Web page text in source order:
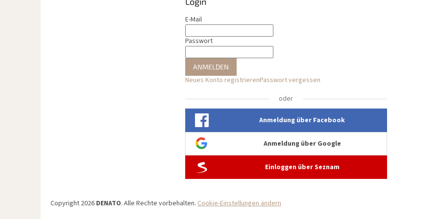
E-Mail
Passwort
ANMELDEN
Neues Konto registrierenPasswort vergessen
oder
Anmeldung über Facebook
Anmeldung über Google
Einloggen über Seznam
Copyright 2026 DENATO. Alle Rechte vorbehalten. Cookie-Einstellungen ändern